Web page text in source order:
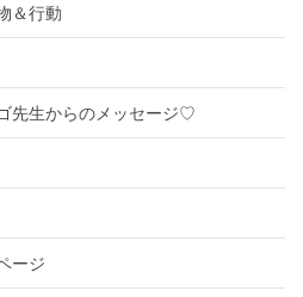
＆行動
先生からのメッセージ♡
ージ